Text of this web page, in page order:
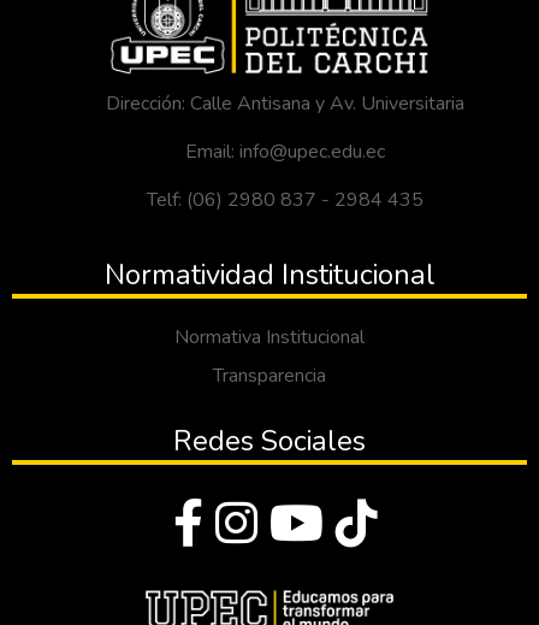
Dirección: Calle Antisana y Av. Universitaria
Email: info@upec.edu.ec
Telf: (06) 2980 837 - 2984 435
Normatividad Institucional
Normativa Institucional
Transparencia
Redes Sociales